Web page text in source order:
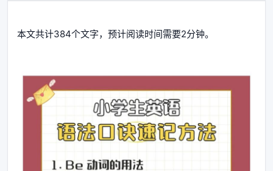
本文共计384个文字，预计阅读时间需要2分钟。